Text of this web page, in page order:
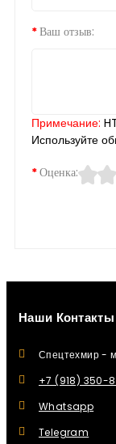
Ваш отзыв:
Примечание:
Используйте
Оценка:
Наши Контакты
Спецтехмир -
+7 (918) 350-
Whatsapp
Telegram